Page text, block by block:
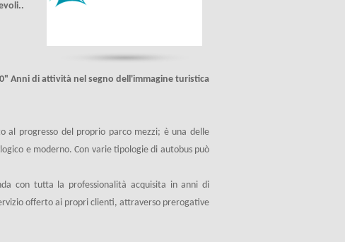
Anni di attività nel segno dell'immagine turistica
al progresso del proprio parco mezzi; è una delle
e moderno. Con varie tipologie di autobus può
con tutta la professionalità acquisita in anni di
offerto ai propri clienti, attraverso prerogative